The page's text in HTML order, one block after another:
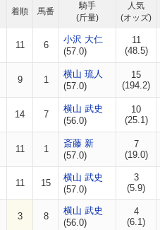
着順 馬番
騎手
(斤量)
人気
(オッズ)
11 6
小沢 大仁
(57.0)
11
(48.5)
9 1
横山 琉人
(57.0)
15
(194.2)
14 7
横山 武史
(56.0)
10
(25.1)
11 1
斎藤 新
(57.0)
7
(19.0)
11 15
横山 武史
(57.0)
3
(5.9)
3 8
横山 武史
(56.0)
4
(6.1)